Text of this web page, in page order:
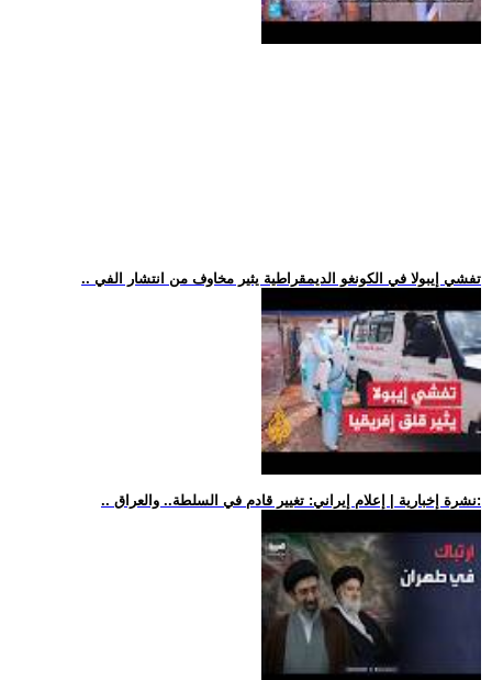
.. تفشي إيبولا في الكونغو الديمقراطية يثير مخاوف من انتشار الفي
.. نشرة إخبارية | إعلام إيراني: تغيير قادم في السلطة.. والعراق: